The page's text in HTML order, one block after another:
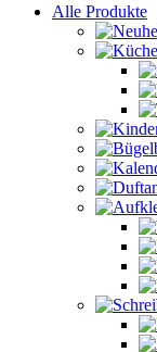
Alle Produkte